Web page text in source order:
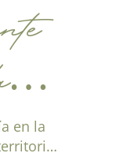
en la